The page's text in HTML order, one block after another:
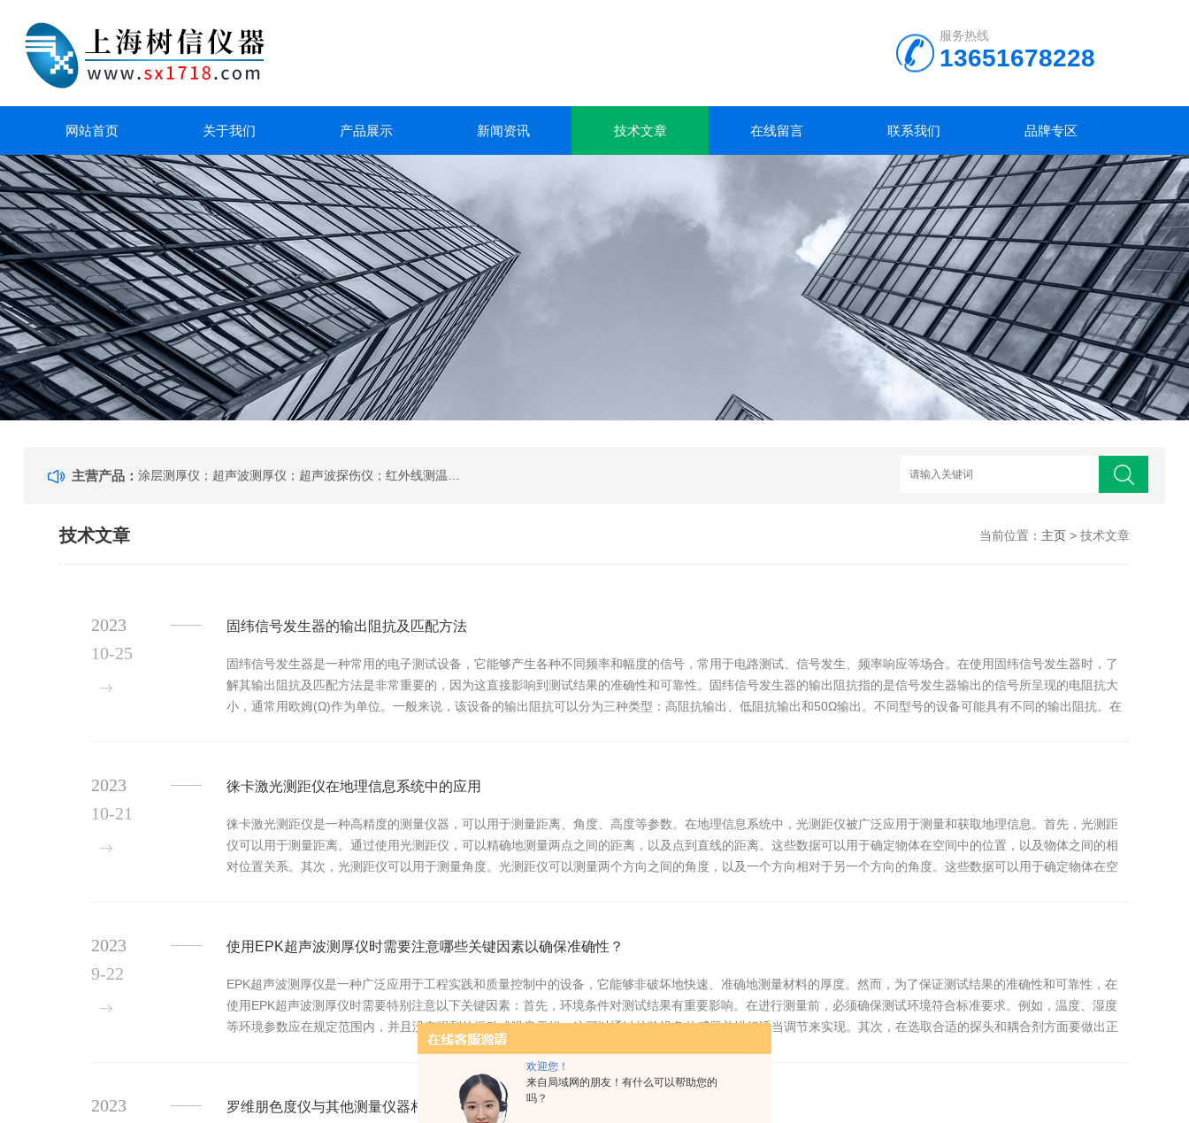
欢迎您！
来自局域网的朋友！有什么可以帮助您的
吗？
服务热线
13651678228
网站首页 关于我们 产品展示 新闻资讯 技术文章 在线留言 联系我们 品牌专区
主营产品：
技术文章 当前位置： 主页> 技术文章
固纬信号发生器的输出阻抗及匹配方法
固纬信号发生器是一种常用的电子测试设备，它能够产生各种不同频率和幅度的信号，常用于电路测试、信号发生、频率响应等场合。在使用固纬信号发生器时，了
解其输出阻抗及匹配方法是非常重要的，因为这直接影响到测试结果的准确性和可靠性。固纬信号发生器的输出阻抗指的是信号发生器输出的信号所呈现的电阻抗大
小，通常用欧姆(Ω)作为单位。一般来说，该设备的输出阻抗可以分为三种类型：高阻抗输出、低阻抗输出和50Ω输出。不同型号的设备可能具有不同的输出阻抗。在
2023
10-25
徕卡激光测距仪在地理信息系统中的应用
徕卡激光测距仪是一种高精度的测量仪器，可以用于测量距离、角度、高度等参数。在地理信息系统中，光测距仪被广泛应用于测量和获取地理信息。首先，光测距
仪可以用于测量距离。通过使用光测距仪，可以精确地测量两点之间的距离，以及点到直线的距离。这些数据可以用于确定物体在空间中的位置，以及物体之间的相
对位置关系。其次，光测距仪可以用于测量角度。光测距仪可以测量两个方向之间的角度，以及一个方向相对于另一个方向的角度。这些数据可以用于确定物体在空
2023
10-21
使用EPK超声波测厚仪时需要注意哪些关键因素以确保准确性？
EPK超声波测厚仪是一种广泛应用于工程实践和质量控制中的设备，它能够非破坏地快速、准确地测量材料的厚度。然而，为了保证测试结果的准确性和可靠性，在
使用EPK超声波测厚仪时需要特别注意以下关键因素：首先，环境条件对测试结果有重要影响。在进行测量前，必须确保测试环境符合标准要求。例如，温度、湿度
等环境参数应在规定范围内，并且没有强烈的振动或噪音干扰。这可以通过校验设备传感器并进行适当调节来实现。其次，在选取合适的探头和耦合剂方面要做出正
确选择。不同类型的材料和表面条件可能需要不同...
2023
9-22
罗维朋色度仪与其他测量仪器相比有哪些优点？
2023